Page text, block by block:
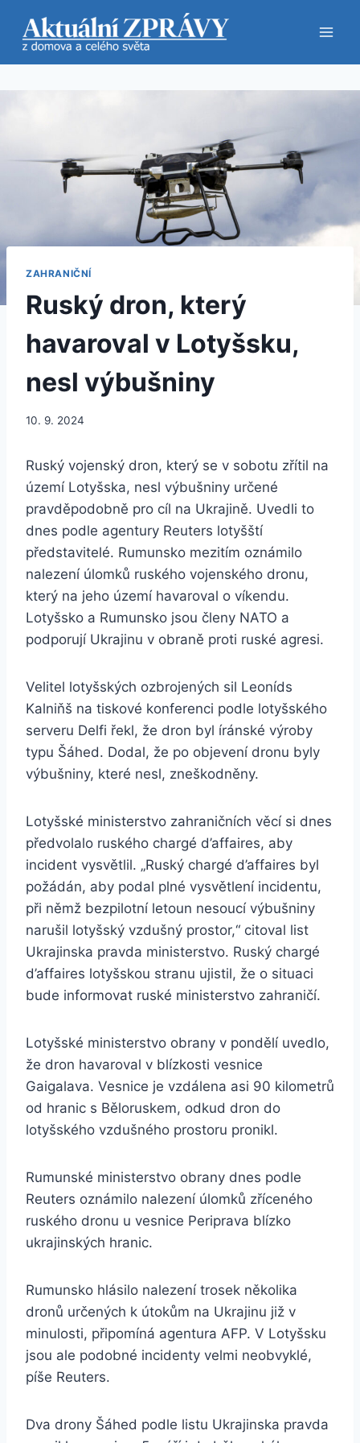
obsah
ZAHRANIČNÍ
Ruský dron, který
havaroval v Lotyšsku,
nesl výbušniny
10. 9. 2024
Ruský vojenský dron, který se v sobotu zřítil na
území Lotyšska, nesl výbušniny určené
pravděpodobně pro cíl na Ukrajině. Uvedli to
dnes podle agentury Reuters lotyšští
představitelé. Rumunsko mezitím oznámilo
nalezení úlomků ruského vojenského dronu,
který na jeho území havaroval o víkendu.
Lotyšsko a Rumunsko jsou členy NATO a
podporují Ukrajinu v obraně proti ruské agresi.
Velitel lotyšských ozbrojených sil Leoníds
Kalniňš na tiskové konferenci podle lotyšského
serveru Delfi řekl, že dron byl íránské výroby
typu Šáhed. Dodal, že po objevení dronu byly
výbušniny, které nesl, zneškodněny.
Lotyšské ministerstvo zahraničních věcí si dnes
předvolalo ruského chargé d’affaires, aby
incident vysvětlil. „Ruský chargé d’affaires byl
požádán, aby podal plné vysvětlení incidentu,
při němž bezpilotní letoun nesoucí výbušniny
narušil lotyšský vzdušný prostor,“ citoval list
Ukrajinska pravda ministerstvo. Ruský chargé
d’affaires lotyšskou stranu ujistil, že o situaci
bude informovat ruské ministerstvo zahraničí.
Lotyšské ministerstvo obrany v pondělí uvedlo,
že dron havaroval v blízkosti vesnice
Gaigalava. Vesnice je vzdálena asi 90 kilometrů
od hranic s Běloruskem, odkud dron do
lotyšského vzdušného prostoru pronikl.
Rumunské ministerstvo obrany dnes podle
Reuters oznámilo nalezení úlomků zříceného
ruského dronu u vesnice Periprava blízko
ukrajinských hranic.
Rumunsko hlásilo nalezení trosek několika
dronů určených k útokům na Ukrajinu již v
minulosti, připomíná agentura AFP. V Lotyšsku
jsou ale podobné incidenty velmi neobvyklé,
píše Reuters.
Dva drony Šáhed podle listu Ukrajinska pravda